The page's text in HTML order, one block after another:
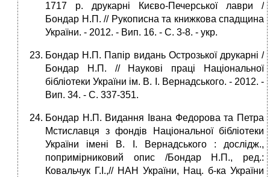
1717 р. друкарні Києво-Печерської лаври /
Бондар Н.П. // Рукописна та книжкова спадщина
України. - 2012. - Вип. 16. - С. 3-8. - укp.
Бондар Н.П. Папір видань Острозької друкарні /
Бондар Н.П. // Наукові праці Національної
бібліотеки України ім. В. І. Вернадського. - 2012. -
Вип. 34. - С. 337-351.
Бондар Н.П. Видання Івана Федорова та Петра
Мстиславця з фондів Національної бібліотеки
України імені В. І. Вернадського : дослідж.,
попримірниковий опис /Бондар Н.П., ред.:
Ковальчук Г.І.,// НАН України, Нац. б-ка України